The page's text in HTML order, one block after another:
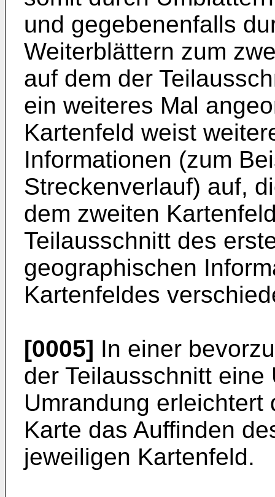
und gegebenenfalls
Weiterblättern zum
auf dem der
ein weiteres Mal
Kartenfeld weist
Informationen (zum
Streckenverlauf) auf,
dem zweiten
Teilausschnitt des
geographischen
Kartenfeldes
[0005] In einer
der Teilausschnitt
Umrandung
Karte das Auffinden
jeweiligen Kartenfeld.